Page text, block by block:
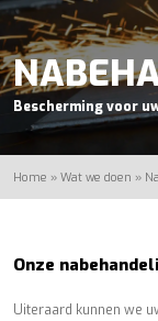
Bescherming voor
Home » Wat we doen »
Onze
Uiteraard kunnen we